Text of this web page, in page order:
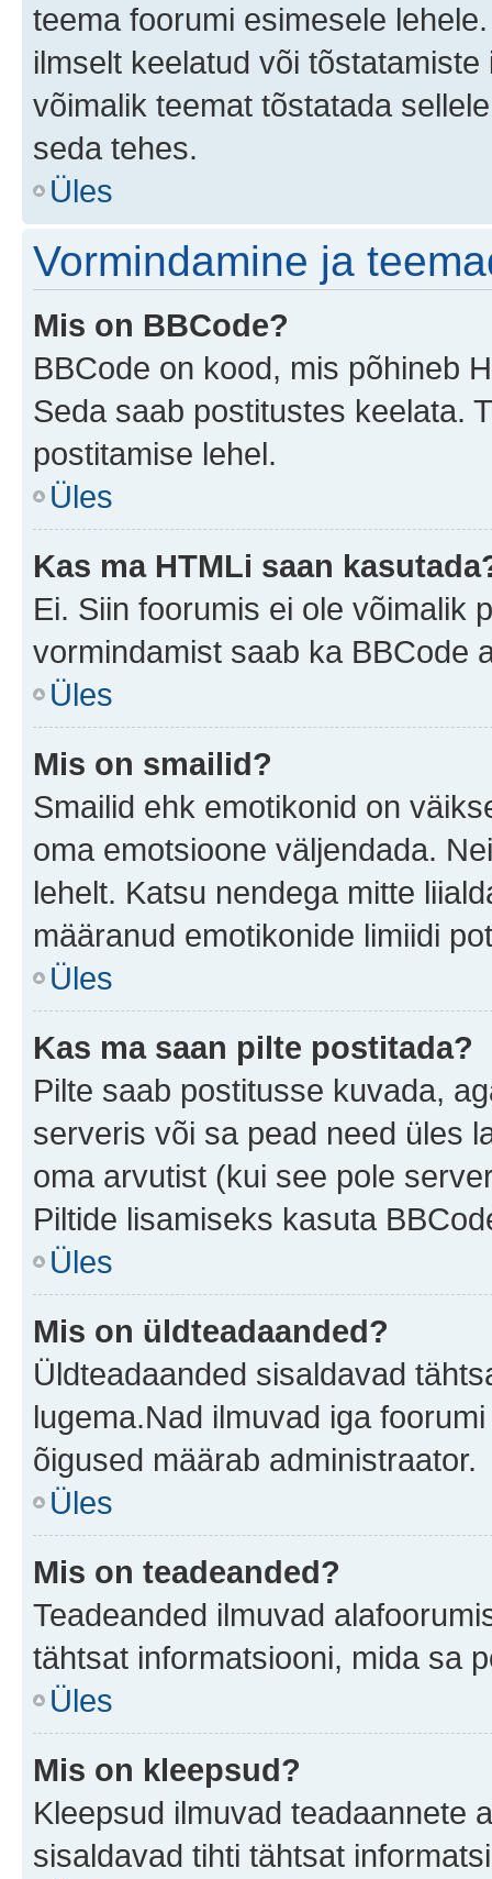
teema foorumi esimesele
ilmselt keelatud või
võimalik teemat tõstatada
seda tehes.
Üles
Vormindamine ja
Mis on BBCode?
BBCode on kood, mis põhineb
Seda saab postitustes keelata.
postitamise lehel.
Üles
Kas ma HTMLi saan
Ei. Siin foorumis ei ole võimalik
vormindamist saab ka BBCode
Üles
Mis on smailid?
Smailid ehk emotikonid on
oma emotsioone väljendada.
lehelt. Katsu nendega mitte
määranud emotikonide limiidi
Üles
Kas ma saan pilte postitada?
Pilte saab postitusse kuvada,
serveris või sa pead need üles
oma arvutist (kui see pole
Piltide lisamiseks kasuta
Üles
Mis on üldteadaanded?
Üldteadaanded sisaldavad
lugema.Nad ilmuvad iga
õigused määrab administraator.
Üles
Mis on teadeanded?
Teadeanded ilmuvad
tähtsat informatsiooni, mida sa
Üles
Mis on kleepsud?
Kleepsud ilmuvad teadaannete
sisaldavad tihti tähtsat